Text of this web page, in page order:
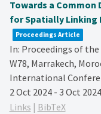
Towards a Common
for Spatially Linking
Proceedings Article
In: Proceedings of
W78, Marrakech,
International
2 Oct 2024 - 3 Oct 2024
Links | BibTeX